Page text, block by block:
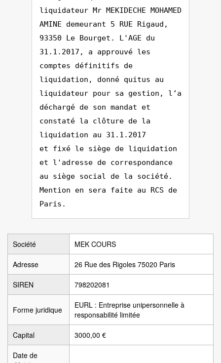
liquidateur Mr MEKIDECHE MOHAMED
AMINE demeurant 5 RUE Rigaud,
93350 Le Bourget. L'AGE du
31.1.2017, a approuvé les
comptes définitifs de
liquidation, donné quitus au
liquidateur pour sa gestion, l’a
déchargé de son mandat et
constaté la clôture de la
liquidation au 31.1.2017
et fixé le siège de liquidation
et l'adresse de correspondance
au siège social de la société.
Mention en sera faite au RCS de
Paris.
Société MEK COURS
Adresse 26 Rue des Rigoles 75020 Paris
SIREN 798202081
Forme juridique
EURL : Entreprise unipersonnelle à
responsabilité limitée
Capital 3000,00 €
Date de